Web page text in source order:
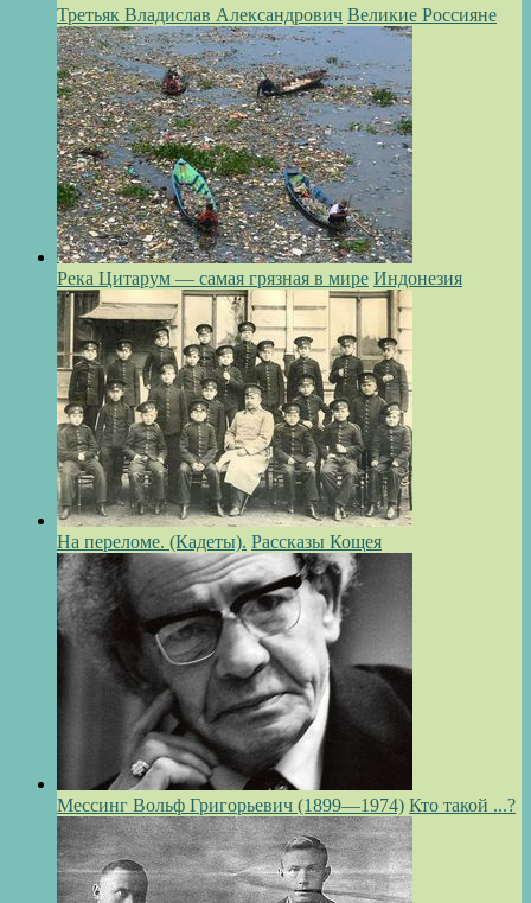
Третьяк Владислав Александрович Великие Россияне
Река Цитарум — самая грязная в мире Индонезия
На переломе. (Кадеты). Рассказы Кощея
Мессинг Вольф Григорьевич (1899—1974) Кто такой ...?